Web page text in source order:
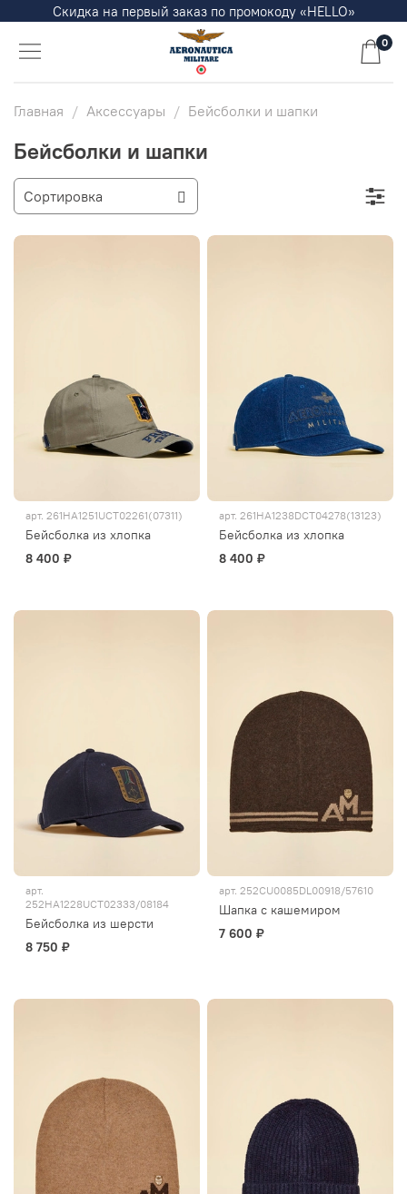
Скидка на первый заказ по промокоду «HELLO»
0
Главная Аксессуары Бейсболки и шапки
Бейсболки и шапки
арт. 261HA1251UCT02261(07311)
Бейсболка из хлопка
8 400 ₽
арт. 261HA1238DCT04278(13123)
Бейсболка из хлопка
8 400 ₽
арт.
252HA1228UCT02333/08184
Бейсболка из шерсти
8 750 ₽
арт. 252CU0085DL00918/57610
Шапка с кашемиром
7 600 ₽